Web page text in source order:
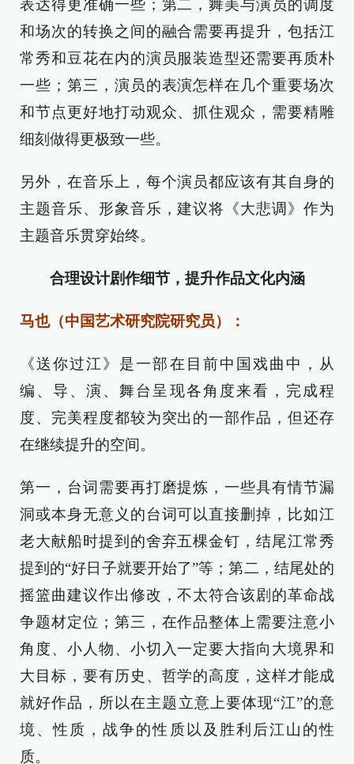
表达得更准确一些；第二，舞美与演员的调度
和场次的转换之间的融合需要再提升，包括江
常秀和豆花在内的演员服装造型还需要再质朴
一些；第三，演员的表演怎样在几个重要场次
和节点更好地打动观众、抓住观众，需要精雕
细刻做得更极致一些。
另外，在音乐上，每个演员都应该有其自身的
主题音乐、形象音乐，建议将《大悲调》作为
主题音乐贯穿始终。
合理设计剧作细节，提升作品文化内涵
马也（中国艺术研究院研究员）：
《送你过江》是一部在目前中国戏曲中，从
编、导、演、舞台呈现各角度来看，完成程
度、完美程度都较为突出的一部作品，但还存
在继续提升的空间。
第一，台词需要再打磨提炼，一些具有情节漏
洞或本身无意义的台词可以直接删掉，比如江
老大献船时提到的舍弃五棵金钉，结尾江常秀
提到的“好日子就要开始了”等；第二，结尾处的
摇篮曲建议作出修改，不太符合该剧的革命战
争题材定位；第三，在作品整体上需要注意小
角度、小人物、小切入一定要大指向大境界和
大目标，要有历史、哲学的高度，这样才能成
就好作品，所以在主题立意上要体现“江”的意
境、性质，战争的性质以及胜利后江山的性
质。